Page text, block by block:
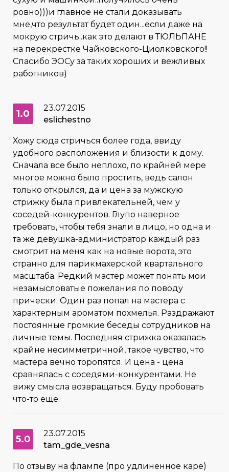
ровно)))и главное не стали доказывать
мне,что результат будет один...если даже на
мокрую стричь..как это делают в ТЮЛЬПАНЕ
на перекрестке Чайковского-Циолковского!!
Спасибо ЭОСу за таких хороших и вежливых
работников)
1.0
23.07.2015
eslichestno
Хожу сюда стричься более года, ввиду
удобного расположения и близости к дому.
Сначала все было неплохо, по крайней мере
многое можно было простить, ведь салон
только открылся, да и цена за мужскую
стрижку была привлекательней, чем у
соседей-конкурентов. Глупо наверное
требовать, чтобы тебя знали в лицо, но одна и
та же девушка-администратор каждый раз
смотрит на меня как на новые ворота, это
странно для парикмахерской квартального
масштаба. Редкий мастер может понять мои
незамысловатые пожелания по поводу
прически. Один раз попал на мастера с
характерным ароматом похмелья. Раздражают
постоянные громкие беседы сотрудников на
личные темы. Последняя стрижка оказалась
крайне несимметричной, такое чувство, что
мастера вечно торопятся. И цена - цена
сравнялась с соседями-конкурентами. Не
вижу смысла возвращаться. Буду пробовать
что-то еще.
5.0
23.07.2015
tam_gde_vesna
По отзыву на флампе (про удлиненное каре)